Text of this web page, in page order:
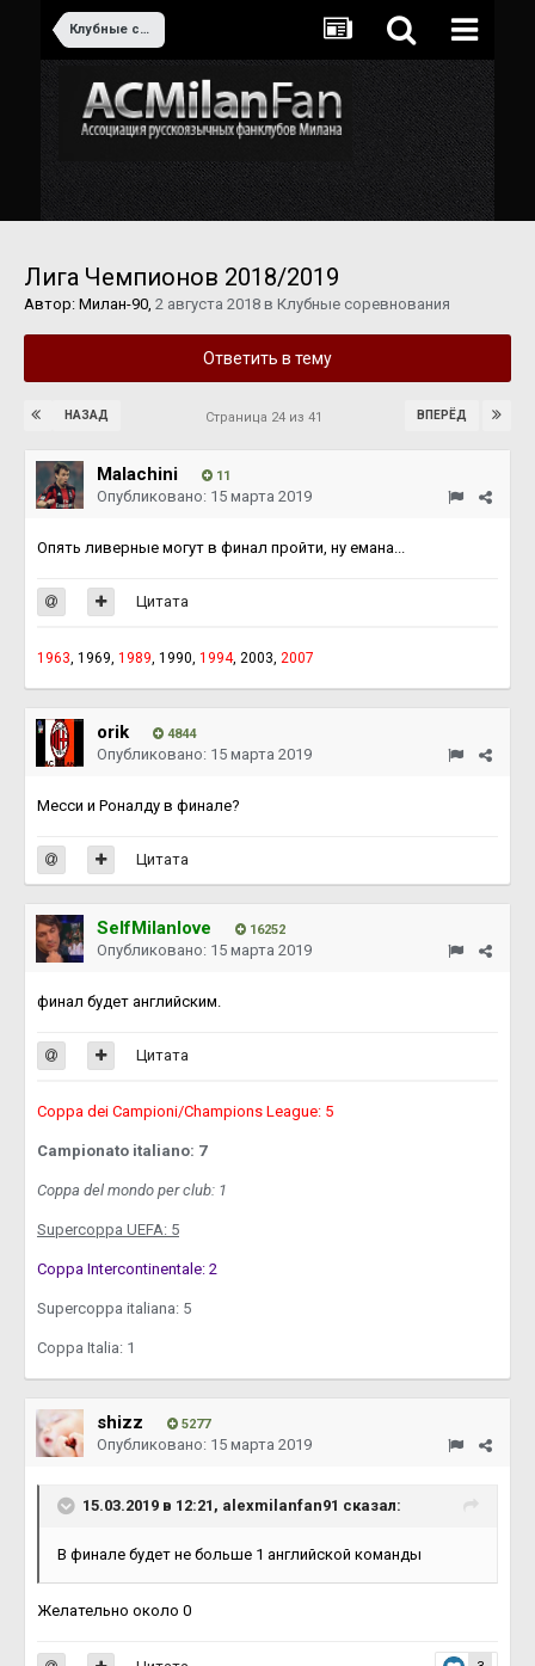
Клубные соревнования
Лига Чемпионов 2018/2019
Автор: Милан-90, 2 августа 2018 в Клубные соревнования
Ответить в тему
НАЗАД ВПЕРЁД
Страница 24 из 41
Malachini 11
Опубликовано: 15 марта 2019
Опять ливерные могут в финал пройти, ну емана...
Цитата
1963, 1969, 1989, 1990, 1994, 2003, 2007
orik 4844
Опубликовано: 15 марта 2019
Месси и Роналду в финале?
Цитата
SelfMilanlove 16252
Опубликовано: 15 марта 2019
финал будет английским.
Цитата
Coppa dei Campioni/Champions League: 5
Campionato italiano: 7
Coppa del mondo per club: 1
Supercoppa UEFA: 5
Coppa Intercontinentale: 2
Supercoppa italiana: 5
Coppa Italia: 1
shizz 5277
Опубликовано: 15 марта 2019
15.03.2019 в 12:21, alexmilanfan91 сказал:
В финале будет не больше 1 английской команды
Желательно около 0